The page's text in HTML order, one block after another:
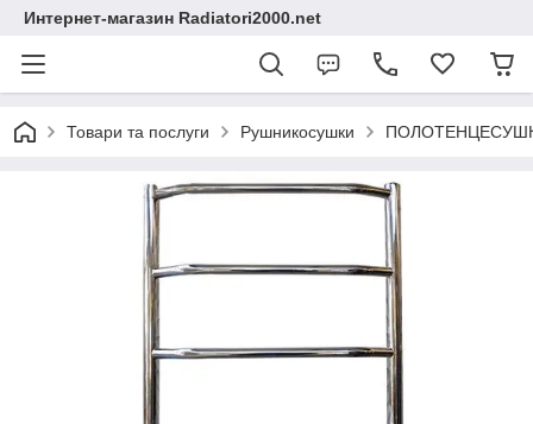
Интернет-магазин Radiatori2000.net
Товари та послуги Рушникосушки ПОЛОТЕНЦЕСУШК